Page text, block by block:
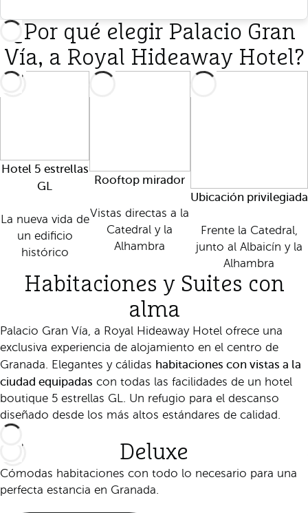
¿Por qué elegir Palacio Gran
Vía, a Royal Hideaway Hotel?
Hotel 5 estrellas
GL
La nueva vida de
un edificio
histórico
Rooftop mirador
Vistas directas a la
Catedral y la
Alhambra
Ubicación privilegiada
Frente la Catedral,
junto al Albaicín y la
Alhambra
Habitaciones y Suites con
alma
Palacio Gran Vía, a Royal Hideaway Hotel ofrece una
exclusiva experiencia de alojamiento en el centro de
Granada. Elegantes y cálidas habitaciones con vistas a la
ciudad equipadas con todas las facilidades de un hotel
boutique 5 estrellas GL. Un refugio para el descanso
diseñado desde los más altos estándares de calidad.
Deluxe
Cómodas habitaciones con todo lo necesario para una
perfecta estancia en Granada.